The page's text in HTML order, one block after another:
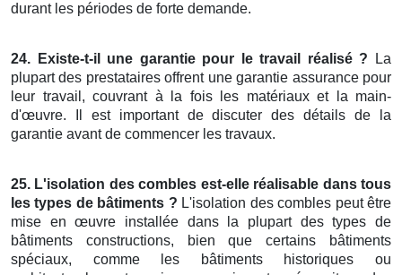
durant les périodes de forte demande.
24. Existe-t-il une garantie pour le travail réalisé ? La
plupart des prestataires offrent une garantie assurance pour
leur travail, couvrant à la fois les matériaux et la main-
d'œuvre. Il est important de discuter des détails de la
garantie avant de commencer les travaux.
25. L'isolation des combles est-elle réalisable dans tous
les types de bâtiments ? L'isolation des combles peut être
mise en œuvre installée dans la plupart des types de
bâtiments constructions, bien que certains bâtiments
spéciaux, comme les bâtiments historiques ou